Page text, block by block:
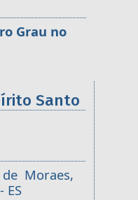
Grau no
Santo
de Moraes,
ES